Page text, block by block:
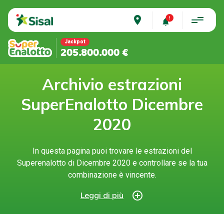
place
Jackpot
205.800.000 €
Archivio estrazioni
SuperEnalotto Dicembre
2020
In questa pagina puoi trovare le estrazioni del
Superenalotto di Dicembre 2020 e controllare se la tua
combinazione è vincente.
Leggi di più add_circle_outline